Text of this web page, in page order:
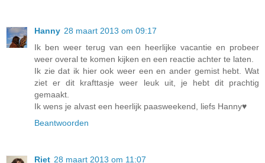
Hanny 28 maart 2013 om 09:17
Ik ben weer terug van een heerlijke vacantie en probeer
weer overal te komen kijken en een reactie achter te laten.
Ik zie dat ik hier ook weer een en ander gemist hebt. Wat
ziet er dit krafttasje weer leuk uit, je hebt dit prachtig
gemaakt.
Ik wens je alvast een heerlijk paasweekend, liefs Hanny♥
Beantwoorden
Riet 28 maart 2013 om 11:07